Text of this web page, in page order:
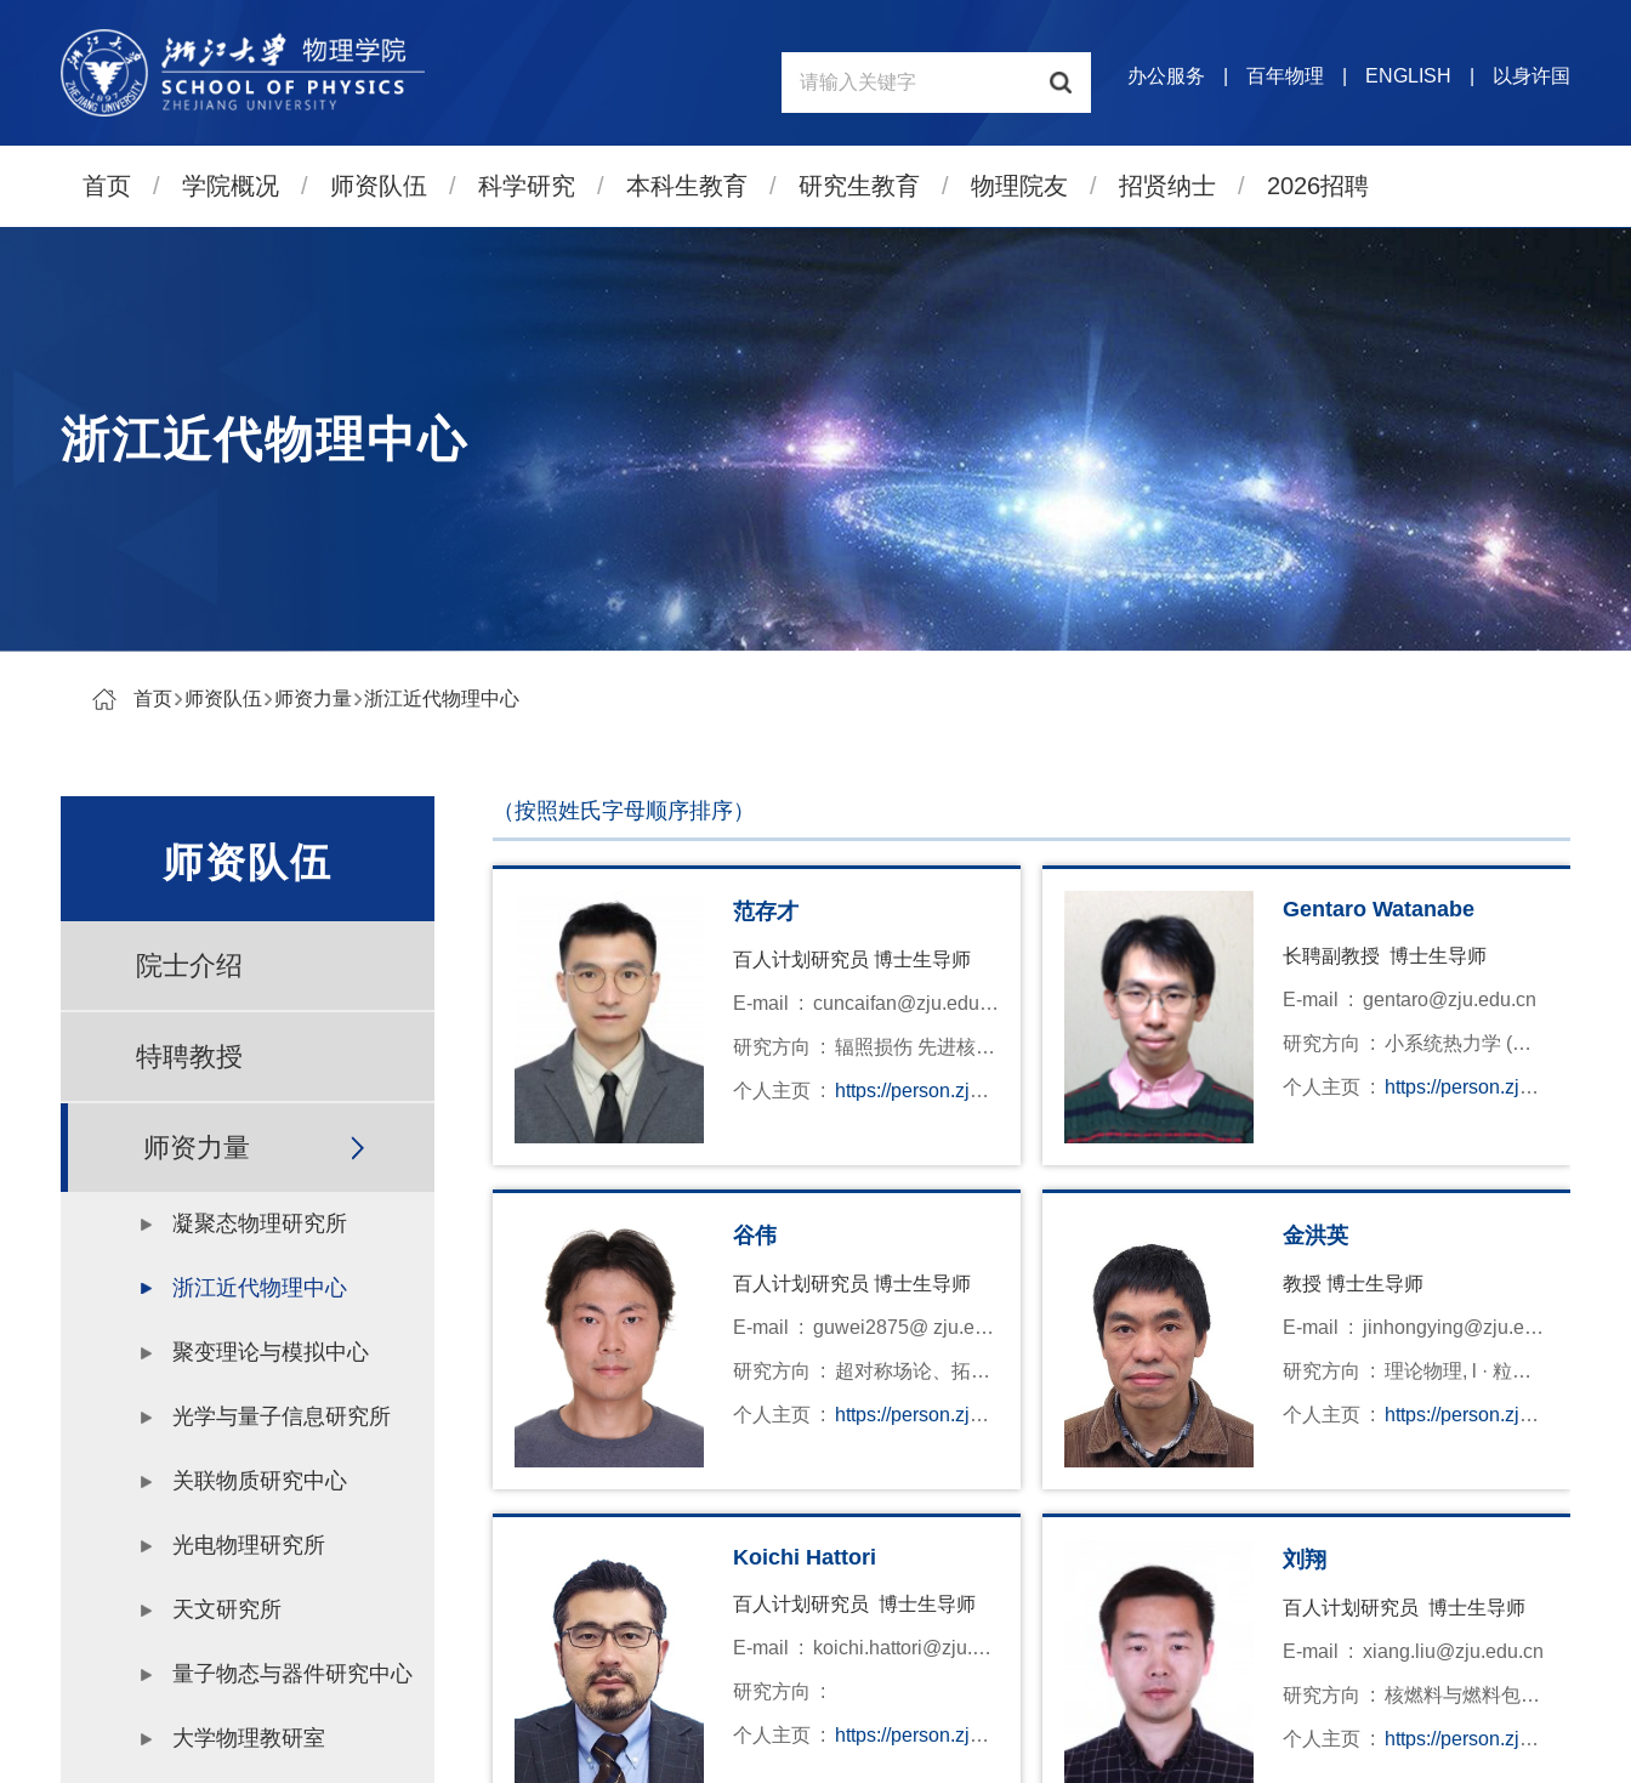
办公服务 百年物理 ENGLISH 以身许国
首页 / 学院概况 / 师资队伍 / 科学研究 / 本科生教育 / 研究生教育 / 物理院友 / 招贤纳士 / 2026招聘
浙江近代物理中心
首页 师资队伍 师资力量 浙江近代物理中心
师资队伍
院士介绍
特聘教授
师资力量
凝聚态物理研究所
浙江近代物理中心
聚变理论与模拟中心
光学与量子信息研究所
关联物质研究中心
光电物理研究所
天文研究所
量子物态与器件研究中心
大学物理教研室
（按照姓氏字母顺序排序）
范存才
百人计划研究员 博士生导师
cuncaifan@zju.edu.c
n
研究方向 : 辐照损伤 先进核材
料 聚变材料
个人主页 : https://person.zju.e
Gentaro Watanabe
长聘副教授 博士生导师
gentaro@zju.edu.cn
研究方向 : 小系统热力学 (量
子&经典), 微小热机· 超冷原子
个人主页 : https://person.zju.e
谷伟
百人计划研究员 博士生导师
guwei2875@ zju.ed
u.cn
研究方向 : 超对称场论、拓扑
量子场论、可积系统、弦论
个人主页 : https://person.zju.e
金洪英
教授 博士生导师
jinhongying@zju.ed
u.cn
研究方向 : 理论物理, l · 粒子
物理与核物理
个人主页 : https://person.zju.e
Koichi Hattori
百人计划研究员 博士生导师
koichi.hattori@zju.ed
u.cn
研究方向 :
个人主页 : https://person.zju.e
刘翔
百人计划研究员 博士生导师
xiang.liu@zju.edu.cn
研究方向 : 核燃料与燃料包壳·
反应堆结构材料· 先进表征技术
个人主页 : https://person.zju.e